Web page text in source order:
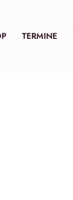
TERMINE